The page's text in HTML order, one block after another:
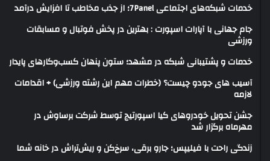
خدمات شبکه‌های اجتماعی 7Panel؛ از جذب مخاطب تا افزایش درآمد
جام جهانی با آپارات اسپورت : بهترین در پخش فوتبال و مسابقات
ورزشی
خدمات و پشتیبانی شبکه در مشهد؛ ستون پنهان کسب‌وکارهای پایدار
آسیب های جودو چیست؟ (خطرات مهم این رشته ورزشی) + اقدامات
لازمه
جشن تحویل خودروهای کیا اسپورتیج توسط شرکت برساوش در
مهرماه برگزار شد
زندگی راحت با فیلیپس؛ جارو برقی، سرخ‌کن و ریش‌تراش در خانه شما